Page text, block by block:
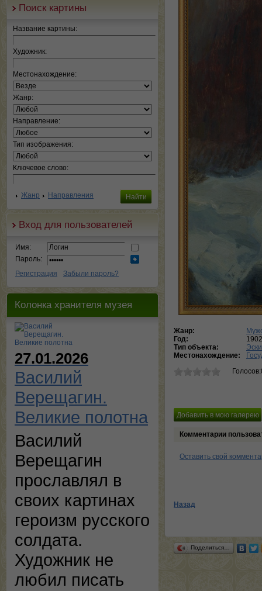
Поиск картины
Название картины:
Художник:
Местонахождение:
Жанр:
Направление:
Тип изображения:
Ключевое слово:
Жанр Направления
Вход для пользователей
Имя:
Пароль:
Регистрация
Забыли пароль?
Колонка хранителя музея
27.01.2026
Василий
Верещагин.
Великие полотна
Василий
Верещагин
прославлял в
своих картинах
героизм русского
солдата.
Художник не
любил писать
Жанр:
Год:
1902
Тип объекта:
Местонахождение:
Комментарии
Оставить свой
Назад
Поделиться…